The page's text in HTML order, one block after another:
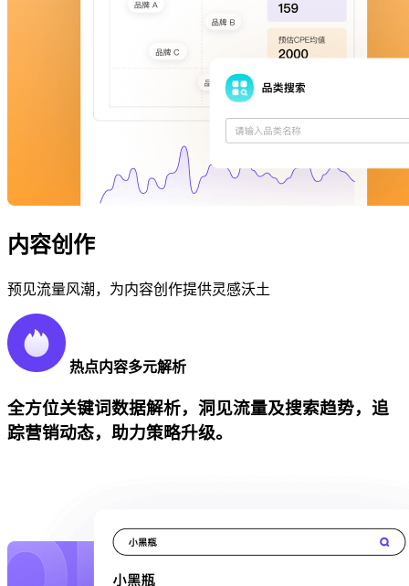
内容创作
预见流量风潮，为内容创作提供灵感沃土
热点内容多元解析
全方位关键词数据解析，洞见流量及搜索趋势，追
踪营销动态，助力策略升级。